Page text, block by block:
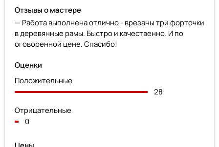
Отзывы о мастере
— Работа выполнена отлично - врезаны три форточки
в деревянные рамы. Быстро и качественно. И по
оговоренной цене. Спасибо!
Оценки
Положительные
28
Отрицательные
0